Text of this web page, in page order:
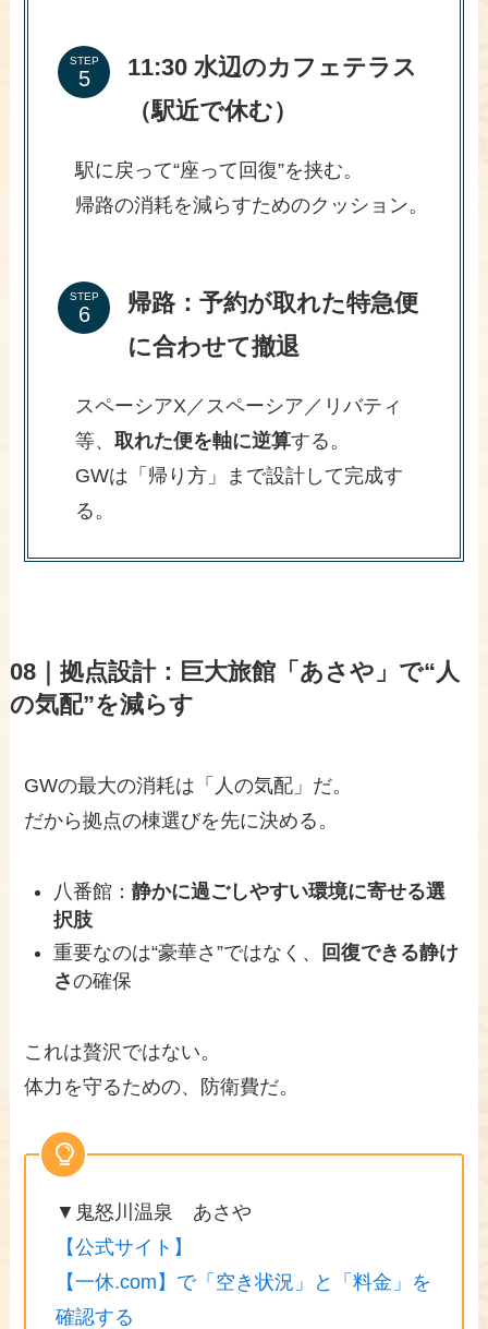
STEP
11:30 水辺のカフェテラス
（駅近で休む）
駅に戻って“座って回復”を挟む。
帰路の消耗を減らすためのクッション。
STEP
帰路：予約が取れた特急便
に合わせて撤退
スペーシアX／スペーシア／リバティ
等、取れた便を軸に逆算する。
GWは「帰り方」まで設計して完成す
る。
08｜拠点設計：巨大旅館「あさや」で“人
の気配”を減らす
GWの最大の消耗は「人の気配」だ。
だから拠点の棟選びを先に決める。
八番館：静かに過ごしやすい環境に寄せる選
択肢
重要なのは“豪華さ”ではなく、
回復できる静け
さの確保
これは贅沢ではない。
体力を守るための、防衛費だ。
▼鬼怒川温泉 あさや
【公式サイト】
【一休.com】で「空き状況」と「料金」を
確認する